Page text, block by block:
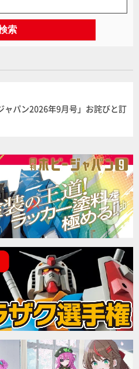
索
ャパン2026年9月号」お詫びと訂